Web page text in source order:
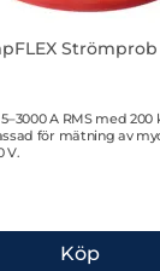
Strömprob
A RMS med
för mätning av
V.
Köp